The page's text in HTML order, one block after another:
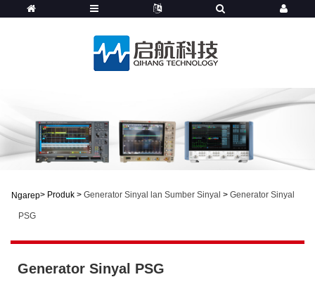
Ngarep> Produk > Generator Sinyal lan Sumber Sinyal > Generator Sinyal
PSG
Generator Sinyal PSG